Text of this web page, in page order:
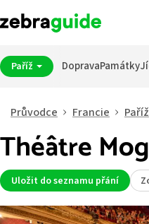
Paříž DopravaPamátky
Průvodce Francie Paříž
Théâtre
Uložit do seznamu přání